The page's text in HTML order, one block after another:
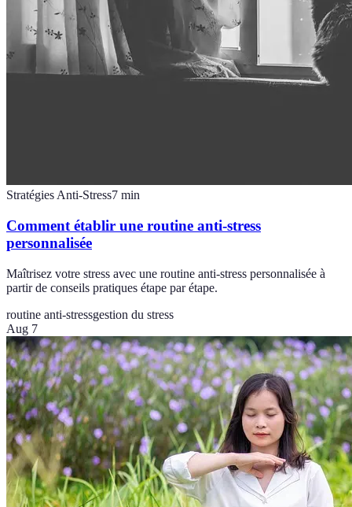
Stratégies Anti-Stress7 min
Comment établir une routine anti-stress
personnalisée
Maîtrisez votre stress avec une routine anti-stress personnalisée à
partir de conseils pratiques étape par étape.
routine anti-stressgestion du stress
Aug 7